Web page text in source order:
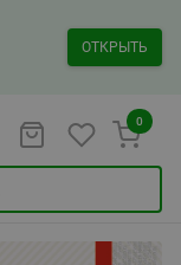
ОТКРЫТЬ
0